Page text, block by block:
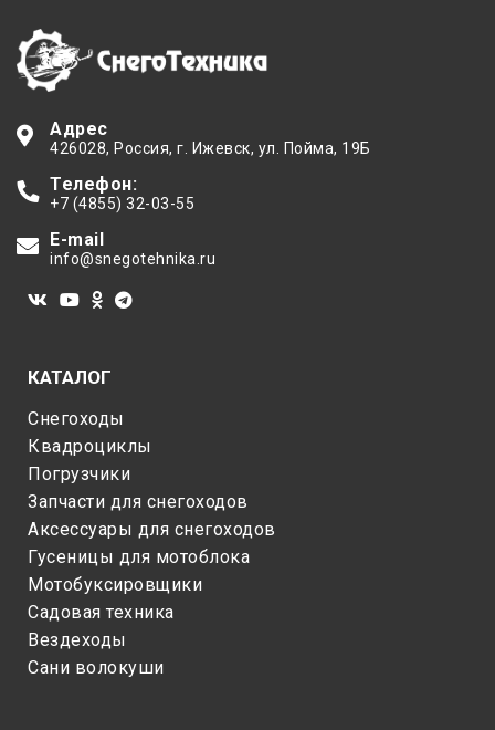
Адрес
426028, Россия, г. Ижевск, ул. Пойма, 19Б
Телефон:
+7 (4855) 32-03-55
E-mail
info@snegotehnika.ru
КАТАЛОГ
Снегоходы
Квадроциклы
Погрузчики
Запчасти для снегоходов
Аксессуары для снегоходов
Гусеницы для мотоблока
Мотобуксировщики
Садовая техника
Вездеходы
Сани волокуши